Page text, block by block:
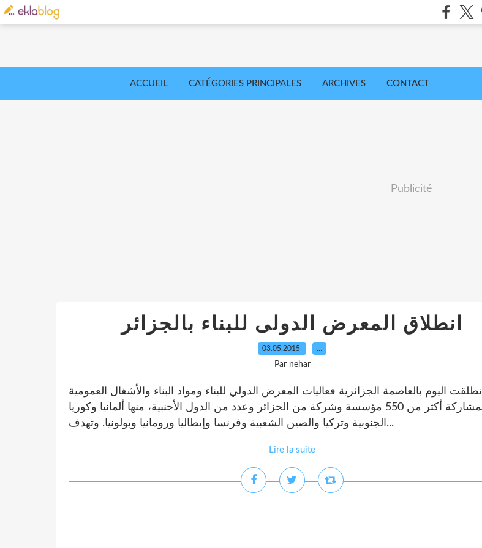
ACCUEIL CATÉGORIES PRINCIPALES ARCHIVES CONTACT
Publicité
انطلاق المعرض الدولى للبناء بالجزائر
03.05.2015 …
Par nehar
انطلقت اليوم بالعاصمة الجزائرية فعاليات المعرض الدولي للبناء ومواد البناء والأشغال العمومية
بمشاركة أكثر من 550 مؤسسة وشركة من الجزائر وعدد من الدول الأجنبية، منها ألمانيا وكوريا
الجنوبية وتركيا والصين الشعبية وفرنسا وإيطاليا ورومانيا وبولونيا. وتهدف...
Lire la suite